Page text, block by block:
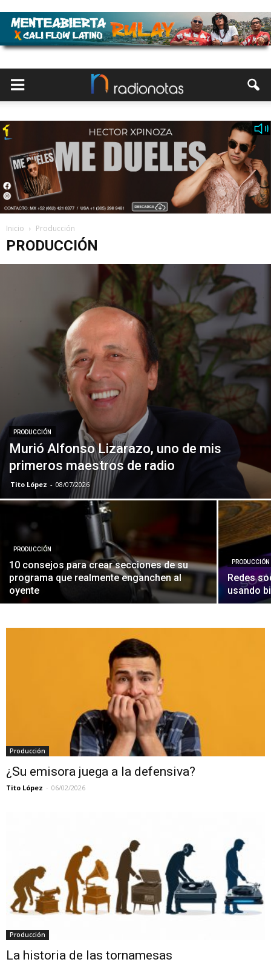
Inicio Producción
PRODUCCIÓN
PRODUCCIÓN
Murió Alfonso Lizarazo, uno de mis
primeros maestros de radio
Tito López - 08/07/2026
PRODUCCIÓN
10 consejos para crear secciones de su
programa que realmente enganchen al
oyente
PRODUCCIÓN
Redes
usando
Producción
¿Su emisora juega a la defensiva?
Tito López - 06/02/2026
Producción
La historia de las tornamesas